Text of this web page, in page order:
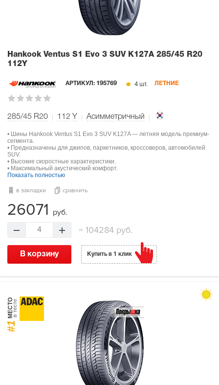
Hankook Ventus S1 Evo 3 SUV K127A 285/45 R20
112Y
АРТИКУЛ: 195769 4 шт. ЛЕТНИЕ
285/45 R20 112 Y Асимметричный
• Шины Hankook Ventus S1 Evo 3 SUV K127A — летняя модель премиум-
сегмента.
• Предназначены для джипов, паркетников, кроссоверов, автомобилей
SUV.
• Высокие скоростные характеристики.
• Максимальный акустический комфорт.
Показать полностью
в закладки сравнить
26071 руб.
4 =104284 руб.
В корзину Купить в 1 клик
#1
МЕСТОв тесте